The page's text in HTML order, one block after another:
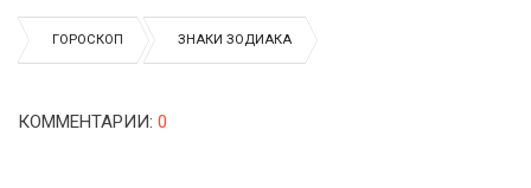
ГОРОСКОП ЗНАКИ ЗОДИАКА
КОММЕНТАРИИ: 0